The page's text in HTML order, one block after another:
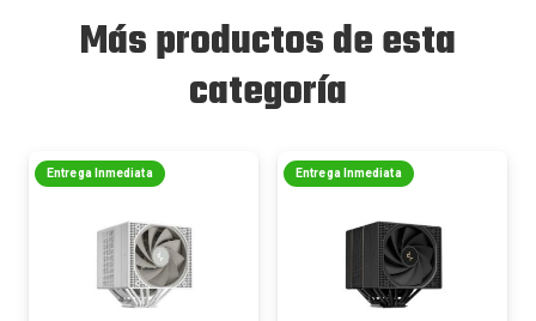
Más productos de esta
categoría
Entrega Inmediata Entrega Inmediata